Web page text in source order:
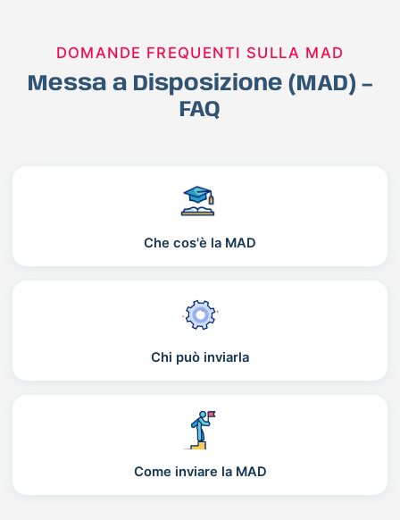
DOMANDE FREQUENTI SULLA MAD
Messa a Disposizione (MAD) –
FAQ
Che cos'è la MAD
Chi può inviarla
Come inviare la MAD